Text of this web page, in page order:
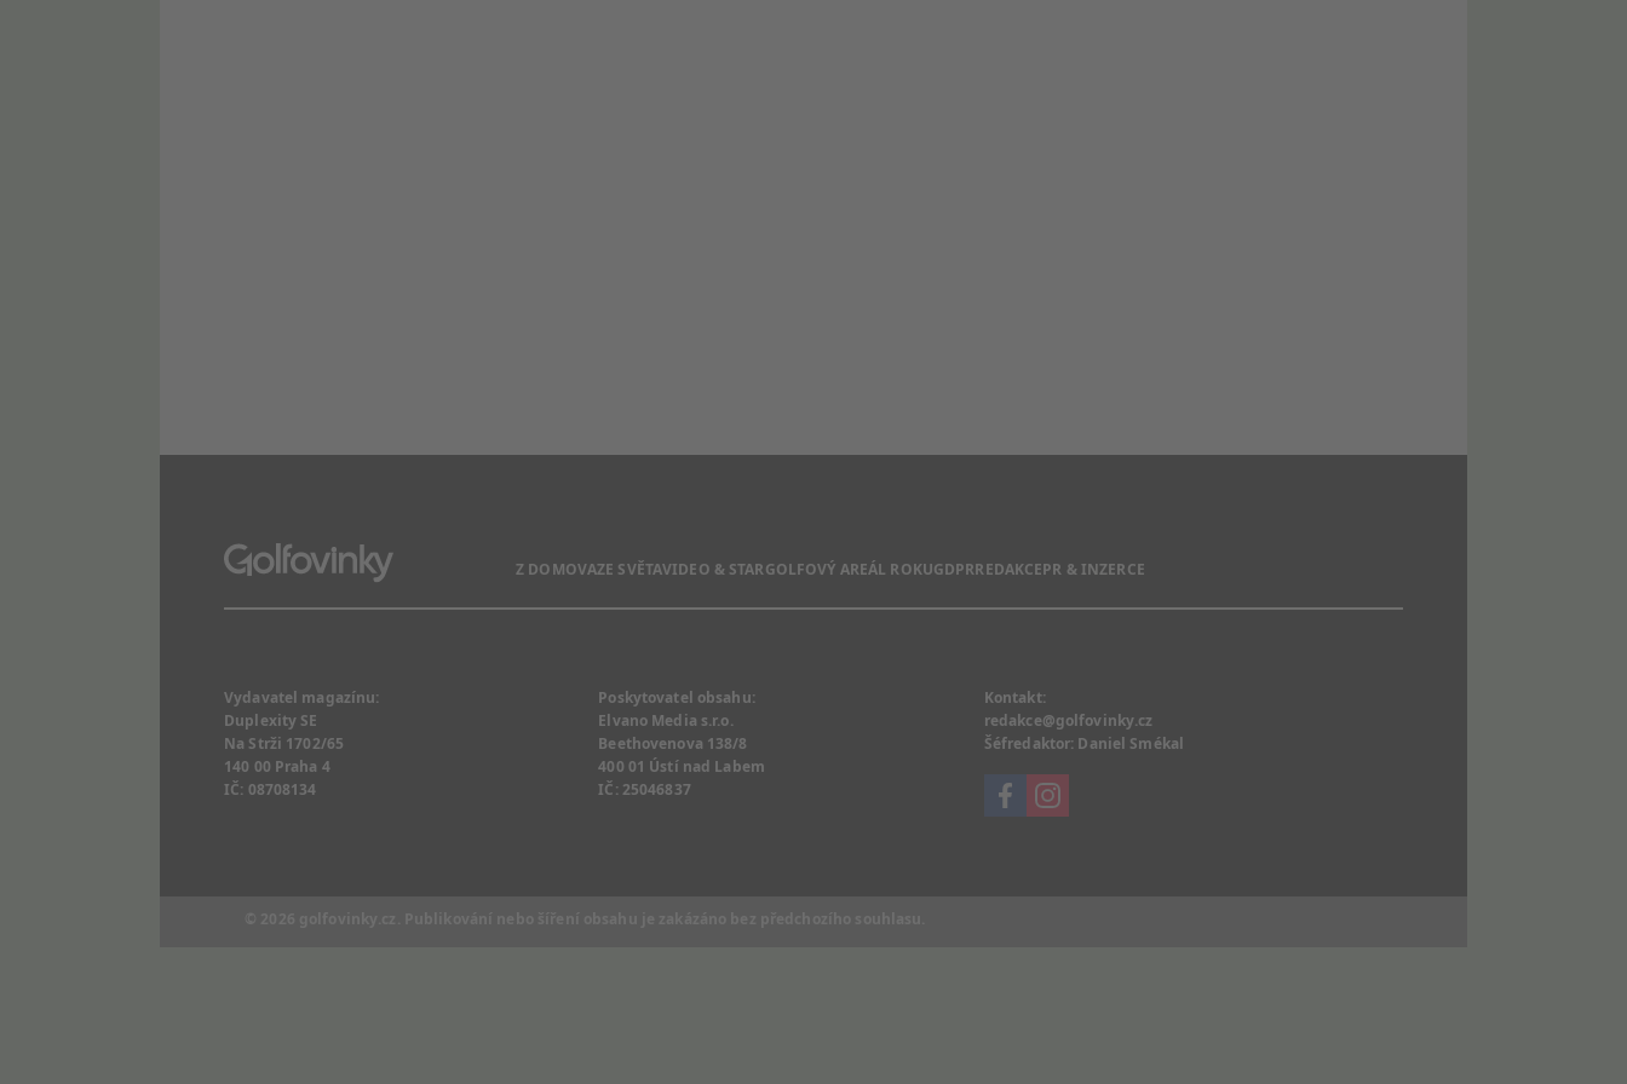
Z DOMOVAZE SVĚTAVIDEO & STARGOLFOVÝ AREÁL ROKUGDPRREDAKCEPR & INZERCE
Vydavatel magazínu:
Duplexity SE
Na Strži 1702/65
140 00 Praha 4
IČ: 08708134
Poskytovatel obsahu:
Elvano Media s.r.o.
Beethovenova 138/8
400 01 Ústí nad Labem
IČ: 25046837
Kontakt:
redakce@golfovinky.cz
Šéfredaktor: Daniel Smékal